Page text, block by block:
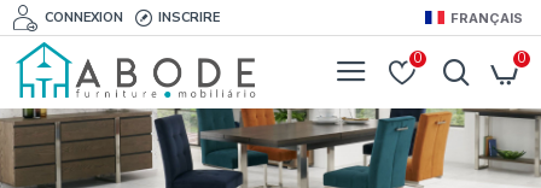
CONNEXION INSCRIRE FRANÇAIS
0 0